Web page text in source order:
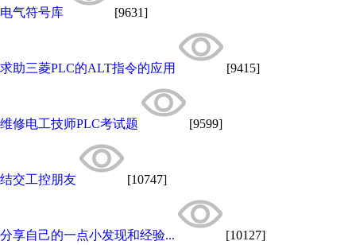
电气符号库 [9631]
求助三菱PLC的ALT指令的应用 [9415]
维修电工技师PLC考试题 [9599]
结交工控朋友 [10747]
分享自己的一点小发现和经验... [10127]